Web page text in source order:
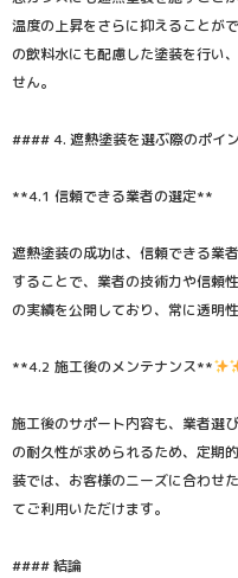
温度の上昇をさらに抑えることが
の飲料水にも配慮した塗装を行い
せん。
#### 4. 遮熱塗装を選ぶ際のポイ
**4.1 信頼できる業者の選定**
遮熱塗装の成功は、信頼できる業
することで、業者の技術力や信頼
の実績を公開しており、常に透明
**4.2 施工後のメンテナンス**
施工後のサポート内容も、業者選
の耐久性が求められるため、定期
装では、お客様のニーズに合わせ
てご利用いただけます。
#### 結論